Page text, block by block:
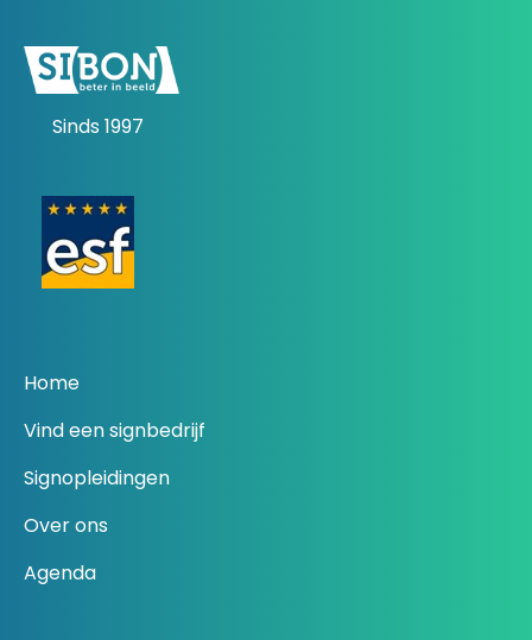
Sinds 1997
Home
Vind een signbedrijf
Signopleidingen
Over ons
Agenda